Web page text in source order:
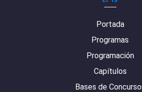
Portada
Programas
Programación
Capítulos
Bases de